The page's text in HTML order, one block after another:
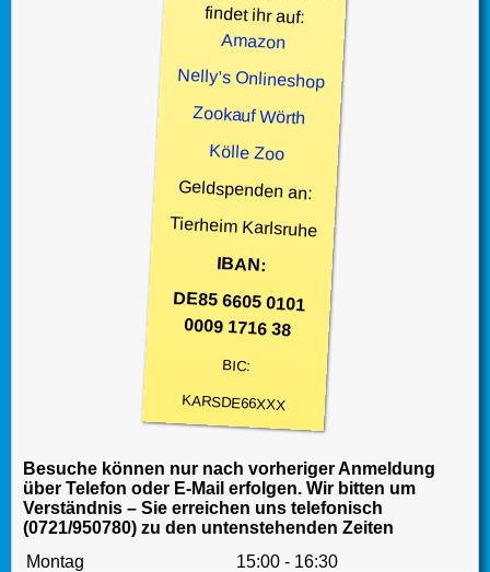
findet ihr auf:
Amazon
Nelly’s Onlineshop
Zookauf Wörth
Kölle Zoo
Geldspenden an:
Tierheim Karlsruhe
IBAN:
DE85 6605 0101
0009 1716 38
BIC:
KARSDE66XXX
Besuche können nur nach vorheriger Anmeldung
über Telefon oder E-Mail erfolgen. Wir bitten um
Verständnis – Sie erreichen uns telefonisch
(0721/950780) zu den untenstehenden Zeiten
Montag
15:00 - 16:30